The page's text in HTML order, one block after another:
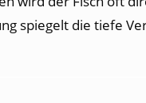
spiegelt die tiefe